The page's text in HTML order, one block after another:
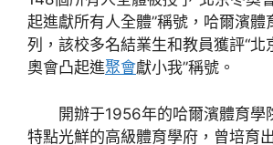
起進獻所有人全體”稱號，哈爾濱體
列，該校多名結業生和教員獲評“北
奧會凸起進聚會獻小我”稱號。
開辦于1956年的哈爾濱體育學
特點光鮮的高級體育學府，曾培育